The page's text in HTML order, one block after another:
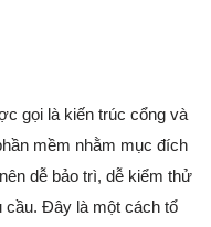
gọi là kiến trúc cổng và
mềm nhằm mục đích
dễ bảo trì, dễ kiểm thử
cầu. Đây là một cách tổ